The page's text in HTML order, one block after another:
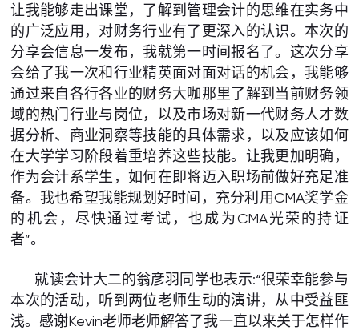
让我能够走出课堂，了解到管理会计的思维在实务中
的广泛应用，对财务行业有了更深入的认识。本次的
分享会信息一发布，我就第一时间报名了。这次分享
会给了我一次和行业精英面对面对话的机会，我能够
通过来自各行各业的财务大咖那里了解到当前财务领
域的热门行业与岗位，以及市场对新一代财务人才数
据分析、商业洞察等技能的具体需求，以及应该如何
在大学学习阶段着重培养这些技能。让我更加明确，
作为会计系学生，如何在即将迈入职场前做好充足准
备。我也希望我能规划好时间，充分利用CMA奖学金
的机会，尽快通过考试，也成为CMA光荣的持证
者”。
就读会计大二的翁彦羽同学也表示:“很荣幸能参与
本次的活动，听到两位老师生动的演讲，从中受益匪
浅。感谢Kevin老师老师解答了我一直以来关于怎样作